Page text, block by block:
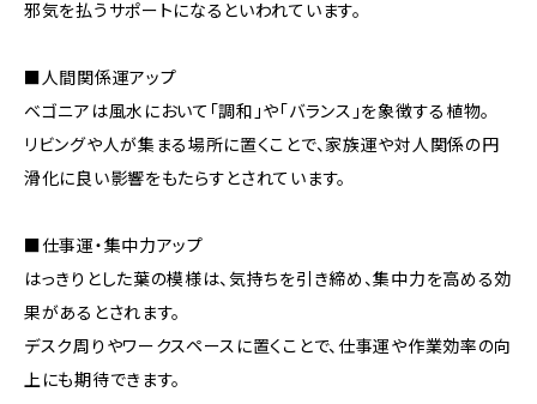
邪気を払うサポートになるといわれています。
■人間関係運アップ
ベゴニアは風水において「調和」や「バランス」を象徴する植物。
リビングや人が集まる場所に置くことで、家族運や対人関係の円
滑化に良い影響をもたらすとされています。
■仕事運・集中力アップ
はっきりとした葉の模様は、気持ちを引き締め、集中力を高める効
果があるとされます。
デスク周りやワークスペースに置くことで、仕事運や作業効率の向
上にも期待できます。